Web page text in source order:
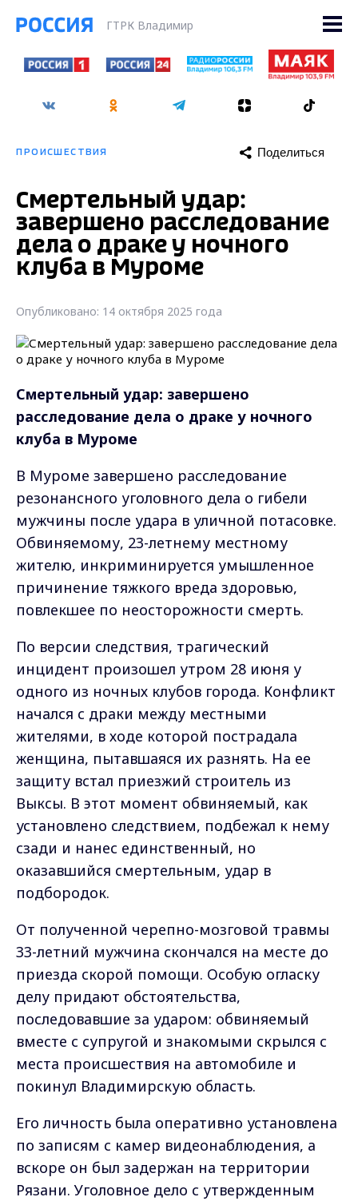
ГТРК Владимир
ПРОИСШЕСТВИЯ Поделиться
Смертельный удар:
завершено расследование
дела о драке у ночного
клуба в Муроме
Опубликовано: 14 октября 2025 года
Смертельный удар: завершено
расследование дела о драке у ночного
клуба в Муроме
В Муроме завершено расследование
резонансного уголовного дела о гибели
мужчины после удара в уличной потасовке.
Обвиняемому, 23-летнему местному
жителю, инкриминируется умышленное
причинение тяжкого вреда здоровью,
повлекшее по неосторожности смерть.
По версии следствия, трагический
инцидент произошел утром 28 июня у
одного из ночных клубов города. Конфликт
начался с драки между местными
жителями, в ходе которой пострадала
женщина, пытавшаяся их разнять. На ее
защиту встал приезжий строитель из
Выксы. В этот момент обвиняемый, как
установлено следствием, подбежал к нему
сзади и нанес единственный, но
оказавшийся смертельным, удар в
подбородок.
От полученной черепно-мозговой травмы
33-летний мужчина скончался на месте до
приезда скорой помощи. Особую огласку
делу придают обстоятельства,
последовавшие за ударом: обвиняемый
вместе с супругой и знакомыми скрылся с
места происшествия на автомобиле и
покинул Владимирскую область.
Его личность была оперативно установлена
по записям с камер видеонаблюдения, а
вскоре он был задержан на территории
Рязани. Уголовное дело с утвержденным